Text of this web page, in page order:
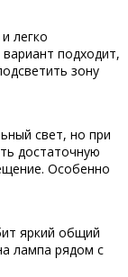
легко
подходит,
зону
свет, но при
достаточную
Особенно
яркий общий
лампа рядом с